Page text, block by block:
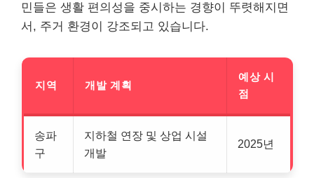
민들은 생활 편의성을 중시하는 경향이 뚜렷해지면
서, 주거 환경이 강조되고 있습니다.
지역 개발 계획
예상 시
점
송파
구
지하철 연장 및 상업 시설
개발
2025년